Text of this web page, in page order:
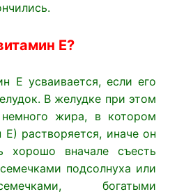
Е?
Е усваивается, если его
В желудке при этом
жира, в котором
растворяется, иначе он
хорошо вначале съесть
подсолнуха или
богатыми